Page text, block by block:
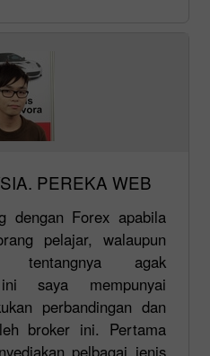
PEREKA WEB
dengan Forex apabila
pelajar, walaupun
tentangnya agak
ini saya mempunyai
perbandingan dan
broker ini. Pertama
pelbagai jenis